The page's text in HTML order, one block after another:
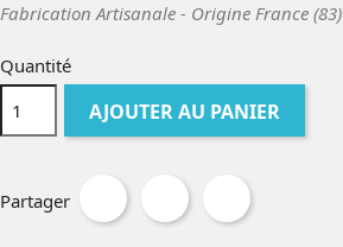
Fabrication Artisanale - Origine France (83)
Quantité
AJOUTER AU PANIER
Partager